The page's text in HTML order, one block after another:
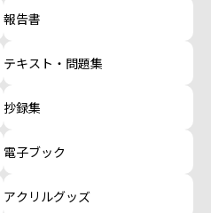
報告書
テキスト・問題集
抄録集
電子ブック
アクリルグッズ